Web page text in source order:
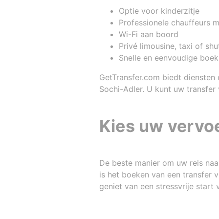
Optie voor kinderzitje
Professionele chauffeurs
Wi-Fi aan boord
Privé limousine, taxi of
Snelle en eenvoudige
GetTransfer.com biedt
Sochi-Adler. U kunt uw
Kies uw
De beste manier om uw reis
is het boeken van een transfer
geniet van een stressvrije start